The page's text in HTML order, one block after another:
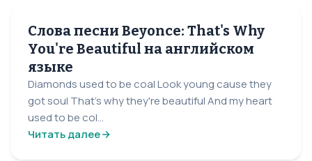
Слова песни Beyonce: That's Why
You're Beautiful на английском
языке
Diamonds used to be coal Look young cause they
got soul That's why they're beautiful And my heart
used to be col...
Читать далее